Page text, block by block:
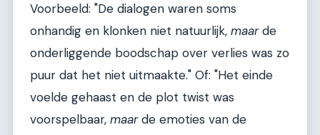
Voorbeeld: "De dialogen waren soms
onhandig en klonken niet natuurlijk, maarde
onderliggende boodschap over verlies was zo
puur dat het niet uitmaakte." Of: "Het einde
voelde gehaast en de plot twist was
voorspelbaar, maarde emoties van de